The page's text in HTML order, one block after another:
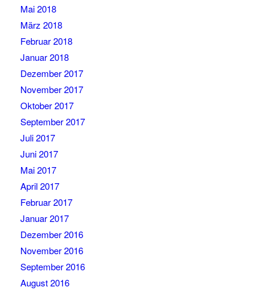
Mai 2018
März 2018
Februar 2018
Januar 2018
Dezember 2017
November 2017
Oktober 2017
September 2017
Juli 2017
Juni 2017
Mai 2017
April 2017
Februar 2017
Januar 2017
Dezember 2016
November 2016
September 2016
August 2016